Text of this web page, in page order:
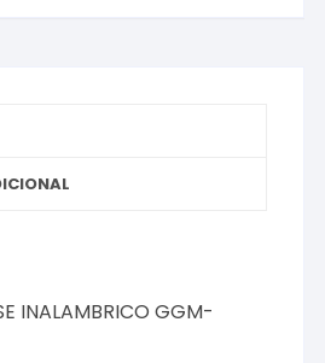
INALAMBRICO GGM-